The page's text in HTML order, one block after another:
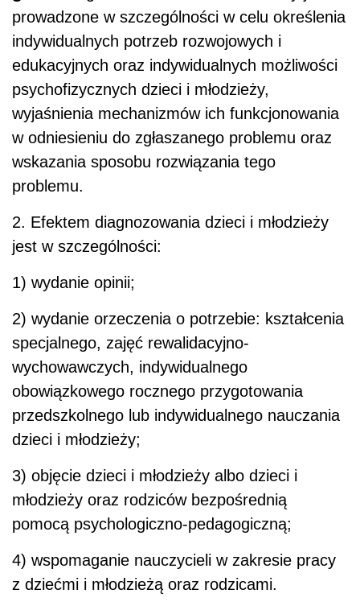
prowadzone w szczególności w celu określenia
indywidualnych potrzeb rozwojowych i
edukacyjnych oraz indywidualnych możliwości
psychofizycznych dzieci i młodzieży,
wyjaśnienia mechanizmów ich funkcjonowania
w odniesieniu do zgłaszanego problemu oraz
wskazania sposobu rozwiązania tego
problemu.
2. Efektem diagnozowania dzieci i młodzieży
jest w szczególności:
1) wydanie opinii;
2) wydanie orzeczenia o potrzebie: kształcenia
specjalnego, zajęć rewalidacyjno-
wychowawczych, indywidualnego
obowiązkowego rocznego przygotowania
przedszkolnego lub indywidualnego nauczania
dzieci i młodzieży;
3) objęcie dzieci i młodzieży albo dzieci i
młodzieży oraz rodziców bezpośrednią
pomocą psychologiczno-pedagogiczną;
4) wspomaganie nauczycieli w zakresie pracy
z dziećmi i młodzieżą oraz rodzicami.